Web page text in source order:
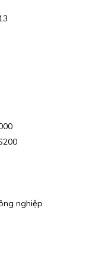
nghiệp